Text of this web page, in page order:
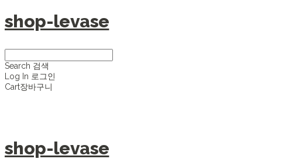
shop-levase
Search 검색
Log In 로그인
Cart장바구니
shop-levase